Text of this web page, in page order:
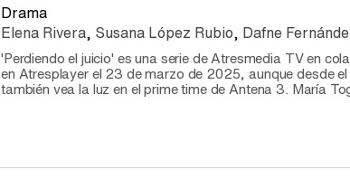
Drama
Elena Rivera, Susana López Rubio, Dafne
'Perdiendo el juicio' es una serie de Atresmedia TV en
en Atresplayer el 23 de marzo de 2025, aunque desde
también vea la luz en el prime time de Antena 3. María